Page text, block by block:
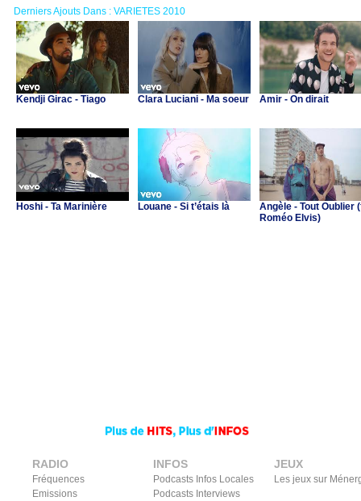
Derniers Ajouts Dans : VARIETES 2010
Kendji Girac - Tiago Clara Luciani - Ma soeur Amir - On dirait
Hoshi - Ta Marinière Louane - Si t’étais là
Angèle - Tout Oublier
Roméo Elvis)
RADIO
Fréquences
Emissions
INFOS
Podcasts Infos Locales
Podcasts Interviews
JEUX
Les jeux sur